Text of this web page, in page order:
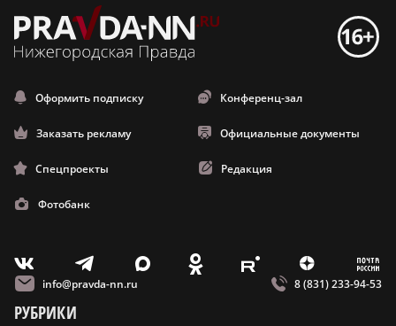
Оформить подписку Конференц-зал
Заказать рекламу Официальные документы
Спецпроекты Редакция
Фотобанк
V T X O E Z m
info@pravda-nn.ru 8 (831) 233-94-53
РУБРИКИ